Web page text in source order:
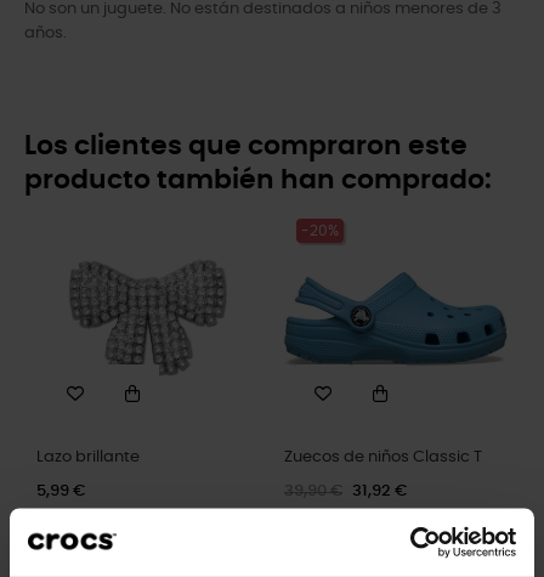
No son un juguete. No están destinados a niños menores de 3
años.
Los clientes que compraron este
producto también han comprado:
Lazo brillante
5,99 €
-20%
Zuecos de niños Classic T
39,90 € 31,92 €